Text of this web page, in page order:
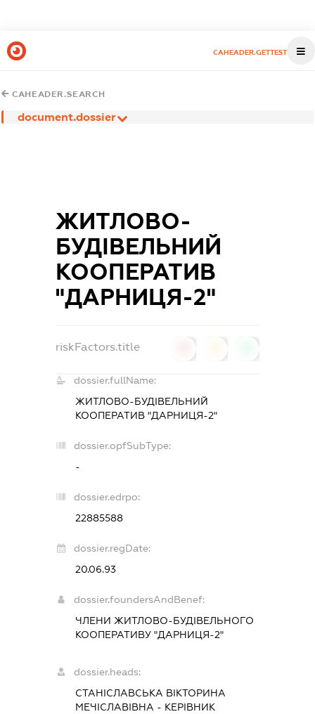
CAHEADER.GETTEST
CAHEADER.SEARCH
document.dossier
ЖИТЛОВО-
БУДІВЕЛЬНИЙ
КООПЕРАТИВ
"ДАРНИЦЯ-2"
riskFactors.title
dossier.fullName:
ЖИТЛОВО-БУДІВЕЛЬНИЙ
КООПЕРАТИВ "ДАРНИЦЯ-2"
dossier.opfSubType:
-
dossier.edrpo:
22885588
dossier.regDate:
20.06.93
dossier.foundersAndBenef:
ЧЛЕНИ ЖИТЛОВО-БУДІВЕЛЬНОГО
КООПЕРАТИВУ "ДАРНИЦЯ-2"
dossier.heads:
СТАНІСЛАВСЬКА ВІКТОРИНА
МЕЧІСЛАВІВНА - КЕРІВНИК